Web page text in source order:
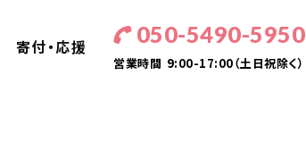
寄付・応援 050-5490-5950
営業時間 9:00-17:00（土日祝除く）